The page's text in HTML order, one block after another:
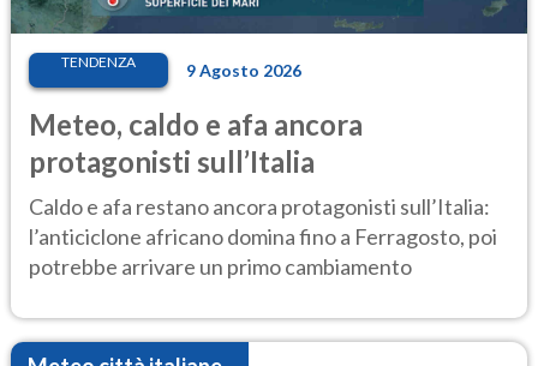
TENDENZA 9 Agosto 2026
Meteo, caldo e afa ancora
protagonisti sull’Italia
Caldo e afa restano ancora protagonisti sull’Italia:
l’anticiclone africano domina fino a Ferragosto, poi
potrebbe arrivare un primo cambiamento